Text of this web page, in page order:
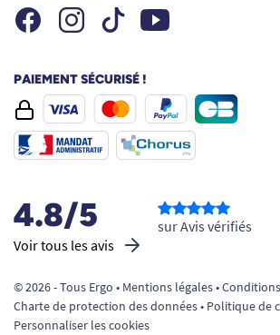
FacebookInstagramTiktok Youtube
PAIEMENT SÉCURISÉ !
4.8/5
Voir tous les avis
sur Avis vérifiés
© 2026 - Tous Ergo • Mentions légales•
Charte de protection des données• Politique de
Personnaliser les cookies